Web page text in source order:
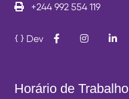
+244 992 554 119
Dev
Horário de Trabalho